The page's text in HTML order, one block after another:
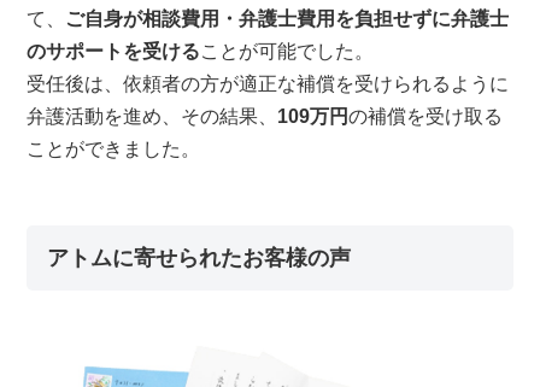
て、 ご自身が相談費用・弁護士費用を負担せずに弁護士
のサポートを受けることが可能でした。
受任後は、依頼者の方が適正な補償を受けられるように
弁護活動を進め、その結果、 109万円の補償を受け取る
ことができました。
アトムに寄せられたお客様の声